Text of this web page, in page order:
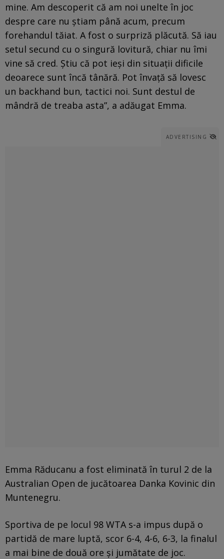
mine. Am descoperit că am noi unelte în joc
despre care nu știam până acum, precum
forehandul tăiat. A fost o surpriză plăcută. Să iau
setul secund cu o singură lovitură, chiar nu îmi
vine să cred. Știu că pot ieși din situații dificile
deoarece sunt încă tânără. Pot învață să lovesc
un backhand bun, tactici noi. Sunt destul de
mândră de treaba asta”, a adăugat Emma.
ADVERTISING
Emma Răducanu a fost eliminată în turul 2 de la
Australian Open de jucătoarea Danka Kovinic din
Muntenegru.
Sportiva de pe locul 98 WTA s-a impus după o
partidă de mare luptă, scor 6-4, 4-6, 6-3, la finalul
a mai bine de două ore și jumătate de joc.